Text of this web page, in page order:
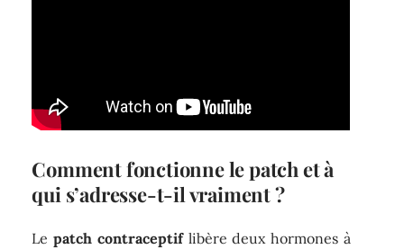
Comment fonctionne le patch et à
qui s’adresse-t-il vraiment ?
Lepatch contraceptiflibère deux hormones à